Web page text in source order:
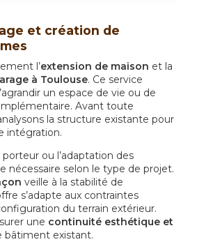
et création de
l’extension de maison et la
à Toulouse. Ce service
un espace de vie ou de
Avant toute
la structure existante pour
intégration.
ou l’adaptation des
nécessaire selon le type de projet.
veille à la stabilité de
s’adapte aux contraintes
du terrain extérieur.
une continuité esthétique et
bâtiment existant.